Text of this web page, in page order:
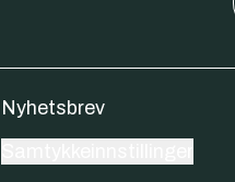
Nyhetsbrev